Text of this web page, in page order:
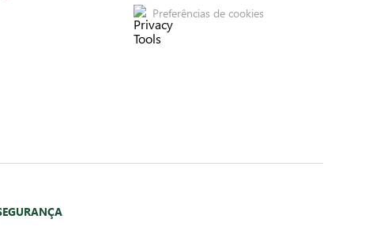
Preferências de cookies